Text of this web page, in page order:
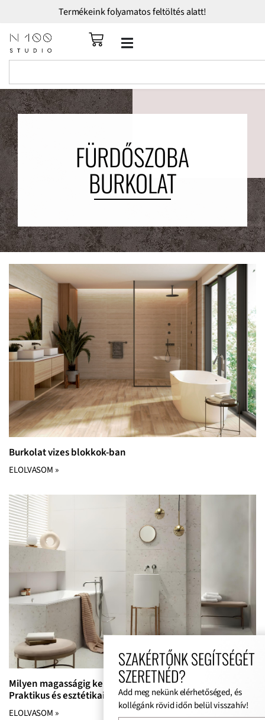
Termékeink folyamatos feltöltés alatt!
FÜRDŐSZOBA
BURKOLAT
Burkolat vizes blokkok-ban
ELOLVASOM »
Milyen magasságig kell burkolni egy fürdőszobában? –
Praktikus és esztétikai szempontok
ELOLVASOM »
SZAKÉRTŐNK SEGÍTSÉGÉT
SZERETNÉD?
Add meg nekünk elérhetőséged, és
kollégánk rövid időn belül visszahív!